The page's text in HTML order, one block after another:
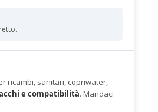
ricambi, sanitari, copriwater,
e compatibilità. Mandaci